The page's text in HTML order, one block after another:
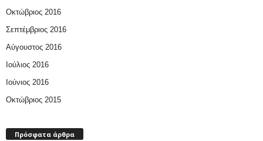
Οκτώβριος 2016
Σεπτέμβριος 2016
Αύγουστος 2016
Ιούλιος 2016
Ιούνιος 2016
Οκτώβριος 2015
Πρόσφατα άρθρα